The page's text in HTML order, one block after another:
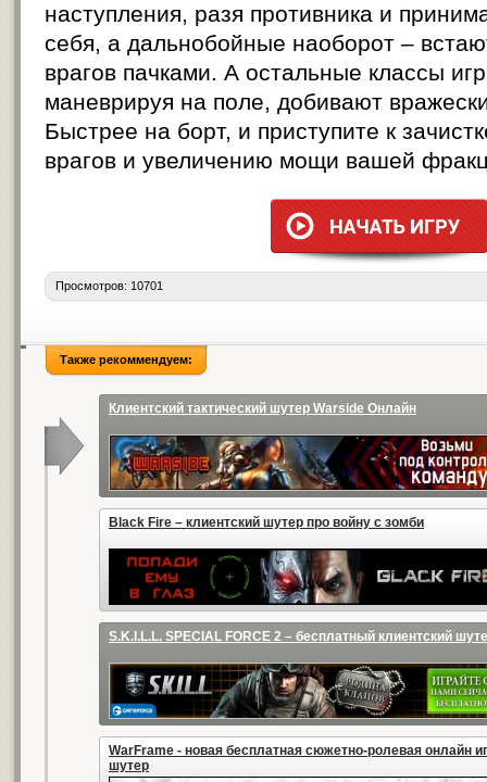
наступления, разя противника и
себя, а дальнобойные наоборот –
врагов пачками. А остальные классы
маневрируя на поле, добивают
Быстрее на борт, и приступите к
врагов и увеличению мощи вашей
Просмотров: 10701
Также рекоммендуем:
Клиентский тактический шутер Warside Онлайн
Black Fire – клиентский шутер про войну с зомби
S.K.I.L.L. SPECIAL FORCE 2 – бесплатный клиентский
WarFrame - новая бесплатная сюжетно-ролевая онлайн
шутер